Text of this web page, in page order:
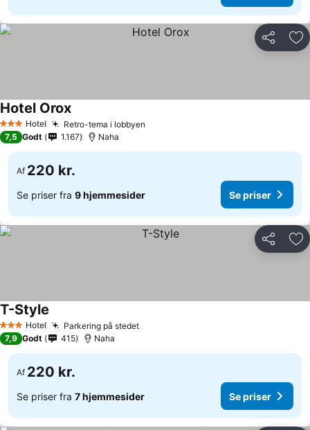
Del
3 StjernerHotel Retro-tema i lobbyen
Hotel OroxSe priser
7,5 Godt 1.167 Naha
Af 220 kr.
Se priser fra 9 hjemmesider Se priser
Del
3 StjernerHotel Parkering på stedetSe priser
T-Style
7,9 Godt 415 Naha
Af 220 kr.
Se priser fra 7 hjemmesider Se priser